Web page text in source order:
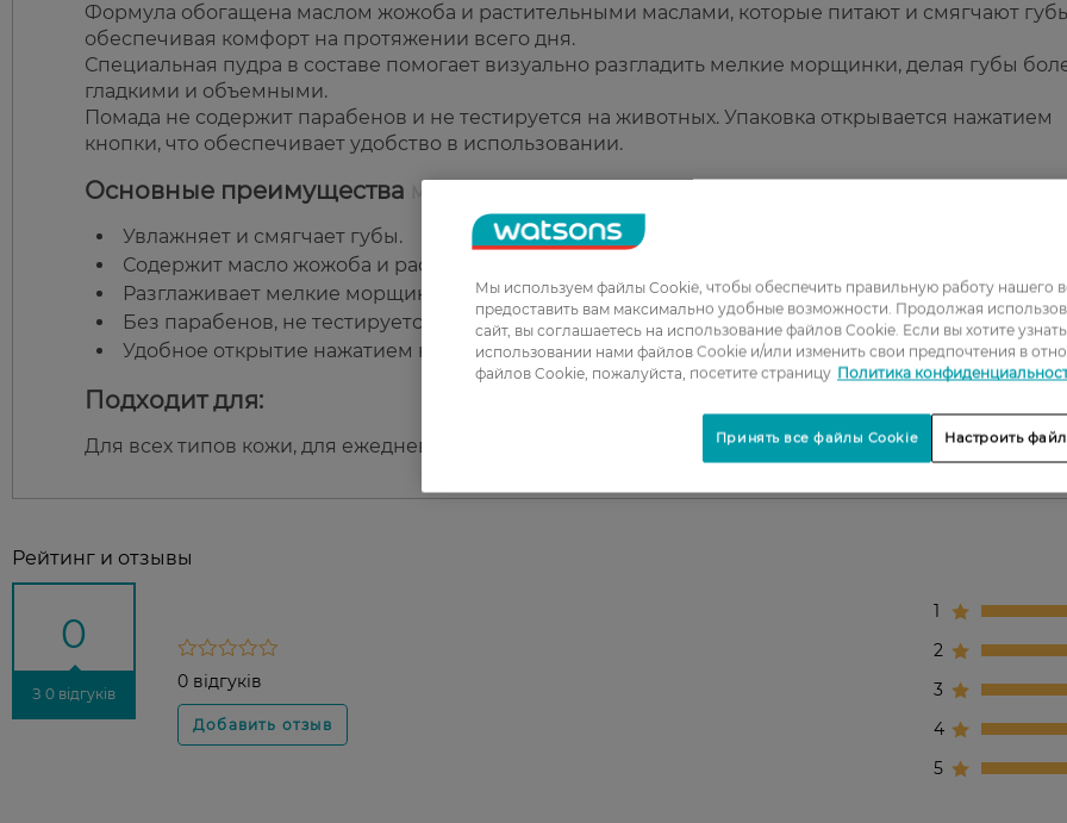
Формула обогащена маслом жожоба и растительными маслами, которые питают и смягчают
обеспечивая комфорт на протяжении всего дня.
Специальная пудра в составе помогает визуально разгладить мелкие морщинки, делая губы
гладкими и объемными.
Помада не содержит парабенов и не тестируется на животных. Упаковка открывается нажатием
кнопки, что обеспечивает удобство в использовании.
Основные преимущества
Увлажняет и смягчает губы.
Содержит масло жожоба и растительные масла.
Разглаживает мелкие морщинки на губах.
Без парабенов, не тестируется на животных.
Удобное открытие нажатием кнопки.
Подходит для:
Для всех типов кожи, для ежедневного использования.
Рейтинг и отзывы
0
З 0 відгуків
0 відгуків
1
2
3
4
5
Мы используем файлы Cookie, чтобы обеспечить правильную работу нашего
предоставить вам максимально удобные возможности. Продолжая
сайт, вы соглашаетесь на использование файлов Cookie. Если вы хотите
использовании нами файлов Cookie и/или изменить свои предпочтения в
файлов Cookie, пожалуйста, посетите страницу Политика
Настроить
Принять все файлы Cookie